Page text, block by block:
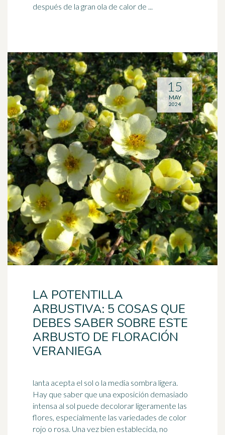
después de la gran ola de calor de ...
LA POTENTILLA
ARBUSTIVA: 5 COSAS QUE
DEBES SABER SOBRE ESTE
ARBUSTO DE FLORACIÓN
VERANIEGA
lanta acepta el sol o la media sombra ligera.
Hay que saber que una exposición demasiado
intensa al sol puede decolorar ligeramente las
flores, especialmente las variedades de color
rojo o rosa. Una vez bien establecida, no
15
MAY
2024